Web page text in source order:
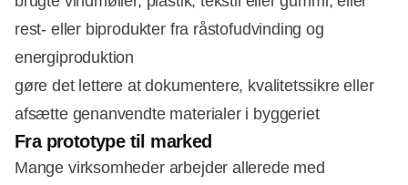
rest- eller biprodukter fra råstofudvinding og
energiproduktion
gøre det lettere at dokumentere, kvalitetssikre eller
afsætte genanvendte materialer i byggeriet
Fra prototype til marked
Mange virksomheder arbejder allerede med